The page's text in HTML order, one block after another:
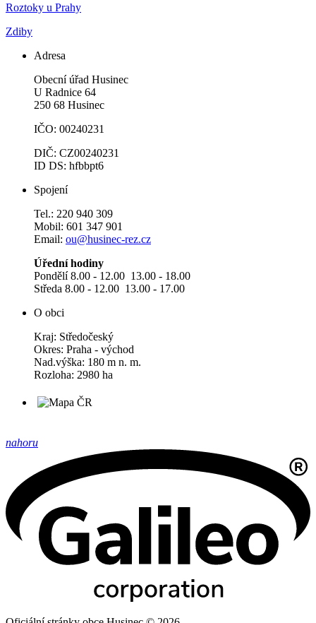
Roztoky u Prahy
Zdiby
Adresa
Obecní úřad Husinec
U Radnice 64
250 68 Husinec
IČO: 00240231
DIČ: CZ00240231
ID DS: hfbbpt6
Spojení
Tel.: 220 940 309
Mobil: 601 347 901
Email: ou@husinec-rez.cz
Úřední hodiny
Pondělí 8.00 - 12.00 13.00 - 18.00
Středa 8.00 - 12.00 13.00 - 17.00
O obci
Kraj: Středočeský
Okres: Praha - východ
Nad.výška: 180 m n. m.
Rozloha: 2980 ha
nahoru